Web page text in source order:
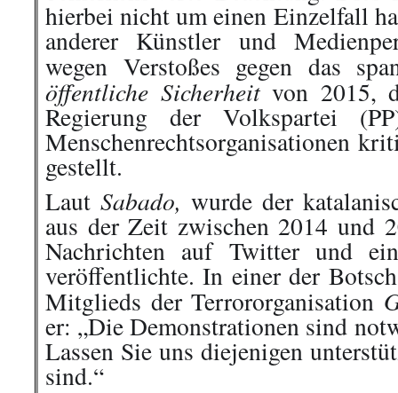
hierbei nicht um einen Einzelfall
anderer Künstler und
wegen Verstoßes gegen das
öffentliche Sicherheitvon 2015,
Regierung der Volkspartei
Menschenrechtsorganisationen
gestellt.
Laut Sabado, wurde der
aus der Zeit zwischen 2014 und
Nachrichten auf Twitter und
veröffentlichte. In einer der
Mitglieds der Terrororganisation
er: „Die Demonstrationen sind
Lassen Sie uns diejenigen
sind.“